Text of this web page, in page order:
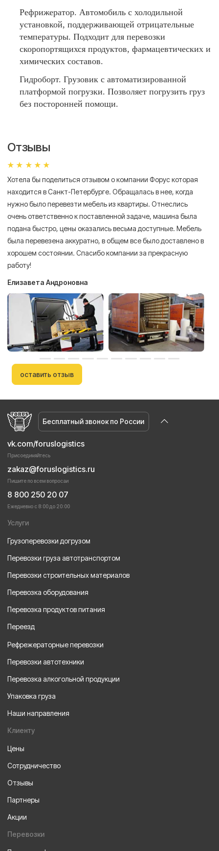
Рефрижератор. Автомобиль с холодильной
установкой, поддерживающей отрицательные
температуры. Подходит для перевозки
скоропортящихся продуктов, фармацевтических и
химических составов.
Гидроборт. Грузовик с автоматизированной
платформой погрузки. Позволяет погрузить груз
без посторонней помощи.
Отзывы
Хотела бы поделиться отзывом о компании Форус которая
находится в Санкт-Петербурге. Обращалась в нее, когда
нужно было перевезти мебель из квартиры. Отнеслись
очень ответственно к поставленной задаче, машина была
подана быстро, цены оказались весьма доступные. Мебель
была перевезена аккуратно, в общем все было доставлено в
хорошем состоянии. Спасибо компании за прекрасную
работу!
Елизавета Андроновна
оставить отзыв
Бесплатный звонок по России
vk.com/foruslogistics
Присоединяйтесь
zakaz@foruslogistics.ru
Пишите по всем вопросаи
8 800 250 20 07
Ежедневно с 8:00 до 20:00
Услуги
Грузоперевозки догрузом
Перевозки груза автотранспортом
Перевозки строительных материалов
Перевозка оборудования
Перевозка продуктов питания
Переезд
Рефрежераторные перевозки
Перевозки автотехники
Перевозка алкогольной продукции
Упаковка груза
Наши направления
Клиенту
Цены
Сотрудничество
Отзывы
Партнеры
Акции
Перевозки